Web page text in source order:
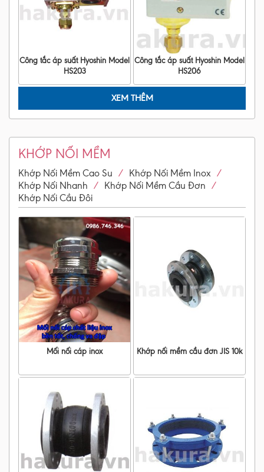
Công tắc áp suất Hyoshin Model
HS203
Công tắc áp suất Hyoshin Model
HS206
XEM THÊM
KHỚP NỐI MỀM
Khớp Nối Mềm Cao Su / Khớp Nối Mềm Inox /
Khớp Nối Nhanh / Khớp Nối Mềm Cầu Đơn /
Khớp Nối Cầu Đôi
Mối nối cáp inox Khớp nối mềm cầu đơn JIS 10k